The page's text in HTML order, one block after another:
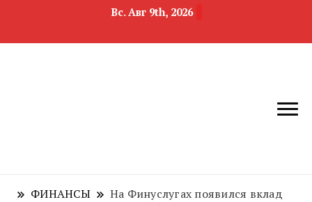
Вс. Авг 9th, 2026
область
ФИНАНСЫ
На Финуслугах появился вклад